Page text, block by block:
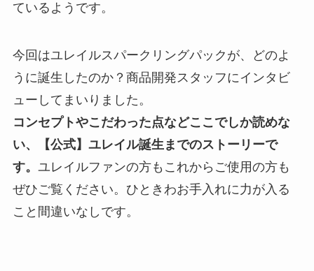
ているようです。
今回はユレイルスパークリングパックが、どのよ
うに誕生したのか？商品開発スタッフにインタビ
ューしてまいりました。
コンセプトやこだわった点などここでしか読めな
い、【公式】ユレイル誕生までのストーリーで
す。 ユレイルファンの方もこれからご使用の方も
ぜひご覧ください。ひときわお手入れに力が入る
こと間違いなしです。